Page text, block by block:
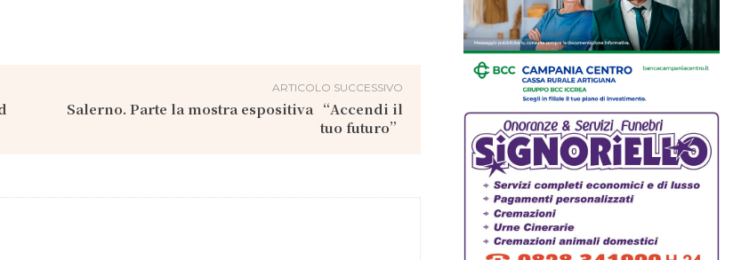
ARTICOLO SUCCESSIVO
Salerno. Parte la mostra espositiva “Accendi il
tuo futuro”